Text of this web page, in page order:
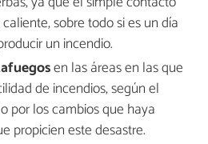
sobre todo si es un día
un incendio.
en las áreas en las que
de incendios, según el
por los cambios que haya
propicien este desastre.